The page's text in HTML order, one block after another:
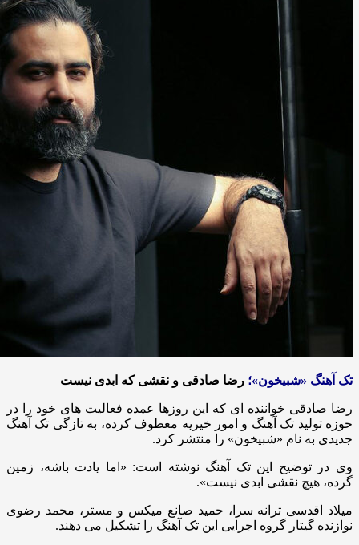
تک آهنگ «شبیخون»؛ رضا صادقی و نقشی که ابدی نیست
رضا صادقی خواننده ای که این روزها عمده فعالیت های خود را در
حوزه تولید تک آهنگ و امور خیریه معطوف کرده، به تازگی تک آهنگ
جدیدی به نام «شبیخون» را منتشر کرد.
وی در توضیح این تک آهنگ نوشته است: «اما یادت باشه، زمین
گرده، هیچ نقشی ابدی نیست».
میلاد اقدسی ترانه سرا، حمید صانع میکس و مستر، محمد رضوی
نوازنده گیتار گروه اجرایی این تک آهنگ را تشکیل می دهند.